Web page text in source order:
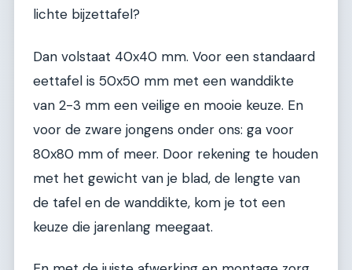
lichte bijzettafel?
Dan volstaat 40x40 mm. Voor een standaard
eettafel is 50x50 mm met een wanddikte
van 2-3 mm een veilige en mooie keuze. En
voor de zware jongens onder ons: ga voor
80x80 mm of meer. Door rekening te houden
met het gewicht van je blad, de lengte van
de tafel en de wanddikte, kom je tot een
keuze die jarenlang meegaat.